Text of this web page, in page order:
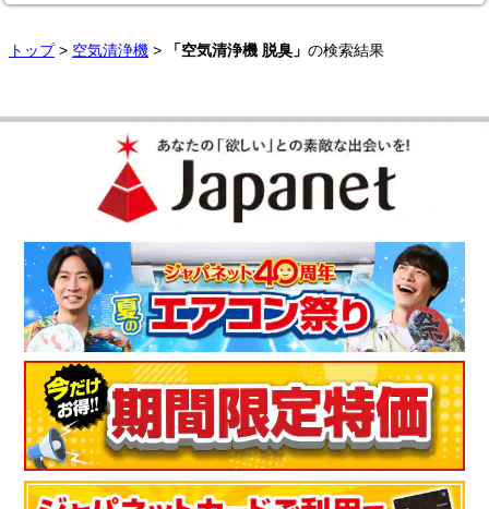
トップ> 空気清浄機 > 「空気清浄機 脱臭」 の検索結果